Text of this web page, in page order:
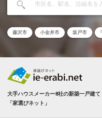
藤沢市 小金井市 坂戸市
大手ハウスメーカー8社の新築一戸建て
「家選びネット」